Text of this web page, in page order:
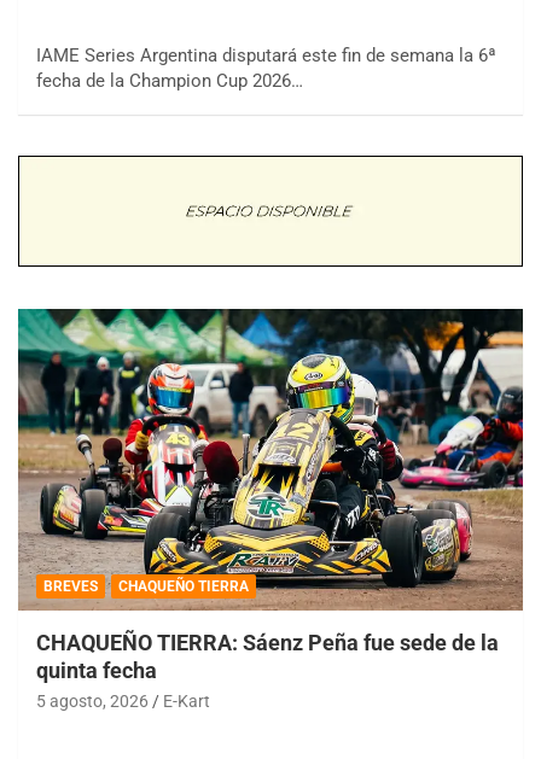
IAME Series Argentina disputará este fin de semana la 6ª
fecha de la Champion Cup 2026…
BREVES CHAQUEÑO TIERRA
CHAQUEÑO TIERRA: Sáenz Peña fue sede de la
quinta fecha
5 agosto, 2026 E-Kart